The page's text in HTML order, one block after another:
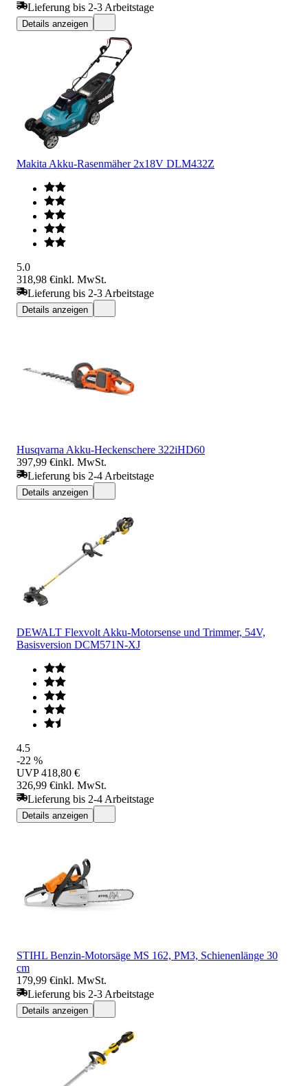
Lieferung bis 2-3 Arbeitstage
Details anzeigen
Makita Akku-Rasenmäher 2x18V DLM432Z
5.0
318,98 €inkl. MwSt.
Lieferung bis 2-3 Arbeitstage
Details anzeigen
Husqvarna Akku-Heckenschere 322iHD60
397,99 €inkl. MwSt.
Lieferung bis 2-4 Arbeitstage
Details anzeigen
DEWALT Flexvolt Akku-Motorsense und Trimmer, 54V,
Basisversion DCM571N-XJ
4.5
-22 %
UVP 418,80 €
326,99 €inkl. MwSt.
Lieferung bis 2-4 Arbeitstage
Details anzeigen
STIHL Benzin-Motorsäge MS 162, PM3, Schienenlänge 30
cm
179,99 €inkl. MwSt.
Lieferung bis 2-3 Arbeitstage
Details anzeigen